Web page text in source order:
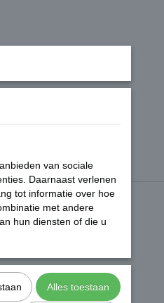
Save
van sociale
Daarnaast verlenen
tot informatie over hoe
met andere
hun diensten of die u
Alles toestaan